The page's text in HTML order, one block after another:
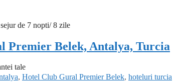
de 7 nopti/ 8 zile
Premier Belek, Antalya, Turcia
tale
, Hotel Club Gural Premier Belek, hoteluri turcia